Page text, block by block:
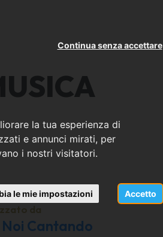
la tua esperienza di
e annunci mirati, per
i nostri visitatori.
Accetto
Continua senza accettare
le mie impostazioni
Cantando